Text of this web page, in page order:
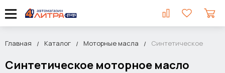
Главная Каталог Моторные масла Синтетическое
Синтетическое моторное масло